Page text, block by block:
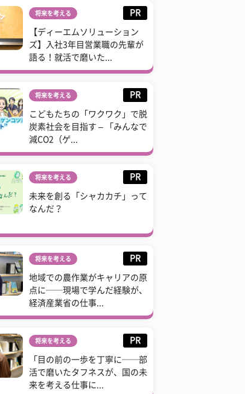
将来を考える PR
【ディーエムソリューション
ズ】入社3年目営業職の先輩が
語る！就活で磨いた...
将来を考える PR
こどもたちの「ワクワク」で脱
炭素社会を目指す – 「みんなで
減CO2（ゲ...
将来を考える PR
未来を創る「シャカカチ」って
なんだ？
将来を考える PR
地域での農作業がキャリアの原
点に──現場で学んだ経験が、
経済産業省の仕事...
将来を考える PR
「目の前の一歩を丁寧に──部
活で磨いたタフネスが、国の未
来を考える仕事に...